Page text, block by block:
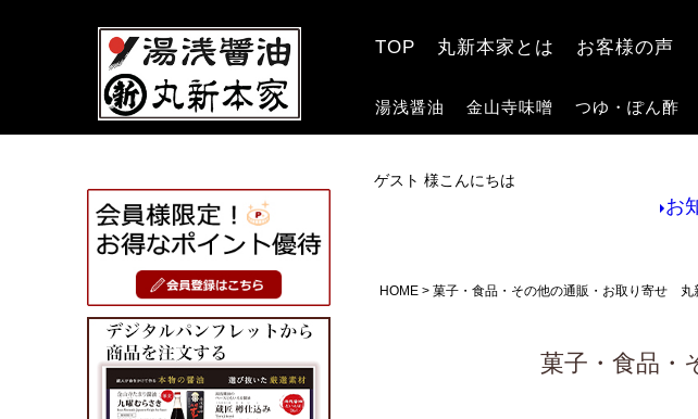
TOP 丸新本家とは お客様の声
湯浅醤油 金山寺味噌 つゆ・ぽん酢
ゲスト 様こんにちは
お
HOME 菓子・食品・その他の通販・お取り寄せ 丸
菓子・食品・